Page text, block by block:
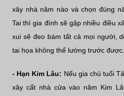
xây nhà năm nào và chọn đúng
Tai thì gia đình sẽ gặp nhiều điều
xui sẽ đeo bám tất cả mọi người,
tai họa không thể lường trước được.
- Hạn Kim Lâu: Nếu gia chủ tuổi
xây cất nhà cửa vào năm Kim